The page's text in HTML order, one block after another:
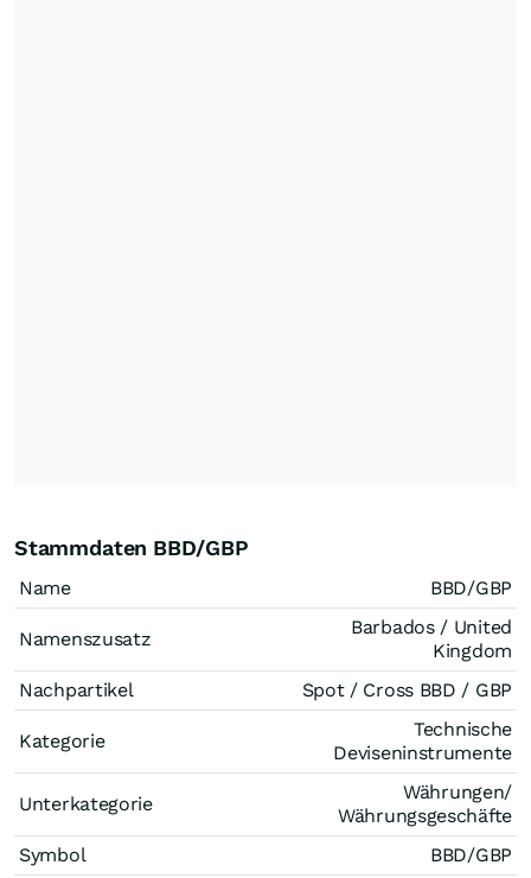
Stammdaten BBD/GBP
Name BBD/GBP
Namenszusatz
Barbados / United
Kingdom
Nachpartikel
Spot / Cross BBD / GBP
Kategorie
Technische
Deviseninstrumente
Unterkategorie
Währungen/
Währungsgeschäfte
Symbol
BBD/GBP